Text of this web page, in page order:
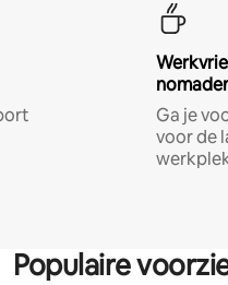
Ga je
voor de
Populaire